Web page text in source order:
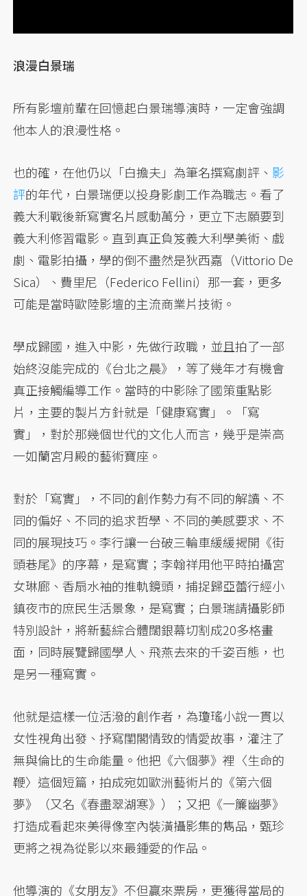
浪漫白景瑞
所有影壇前輩在回憶起白景瑞導演時，一定會強調
他本人的浪漫性格。
也的確，在他仍以「白擔夫」為筆名撰寫劇評、 影
評的年代，白景瑞便以投身影劇工作為職志。看了
義大利戰後新寫實名片感動萬分，更立下志願要到
義大利修習電影。直到真正負笈義大利學美術、戲
劇、電影拍攝，學的倒不盡然是狄西嘉（Vittorio De
Sica）、費里尼（Federico Fellini）那一套，更多
可能是當時歐陸影壇的主流商業片技術。
學成歸國，進入中影，先做行政職，並且拍了一部
始終沒能完成的《台北之晨》，等了幾年才有機會
真正接觸編導工作。當時的中影除了國策重點影
片，主要的製片方針就是「健康寫實」。「寫
實」，對於那幾個世代的文化人而言，幾乎是崇高
一如蘭宮月殿的藝術寶座。
對於「寫實」，不同的創作勢力有不同的解讀、不
同的偏好、不同的追求哲學、不同的美感要求、不
同的展現技巧。李行讓一台破三輪車緩緩揭開《街
頭巷尾》的序幕，是寫實；李翰祥用他平時拍攝宮
女琳廊、香扇水袖的推軌鏡頭，捕捉歸亞蕾行經小
鎮夜市的庶民生活景象，是寫實；白景瑞請攝影師
特別設計，將新藝綜合體闊銀幕切割成20多格畫
面，同時展覽歸國學人、飛燕去來的千姿百態，也
是另一種寫實。
他就是這樣一位活潑的創作者，為瓊瑤小說一貫以
女性視角出發、抒寫閨閣情致的情愛故事，灌注了
無與倫比的生命能量。他把《六個夢》裡〈生命的
鞭〉這個短篇，拍成宛如歐洲藝術片的《第六個
夢》（又名《春盡翠湖寒》）；又把《一簾幽夢》
打造成看起來美得像室內裝潢攝影集的雋品，甄珍
更將之視為從影以來最鍾愛的作品。
他導演的《女朋友》不但贏來票房，更獲得當局的